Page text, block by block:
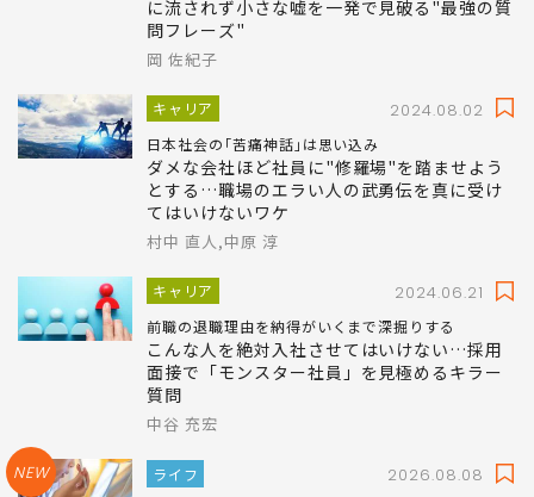
に流されず小さな嘘を一発で見破る"最強の質
問フレーズ"
岡 佐紀子
キャリア 2024.08.02
日本社会の｢苦痛神話｣は思い込み
ダメな会社ほど社員に"修羅場"を踏ませよう
とする…職場のエラい人の武勇伝を真に受け
てはいけないワケ
村中 直人,中原 淳
キャリア 2024.06.21
前職の退職理由を納得がいくまで深掘りする
こんな人を絶対入社させてはいけない…採用
面接で「モンスター社員」を見極めるキラー
質問
中谷 充宏
NEW ライフ 2026.08.08